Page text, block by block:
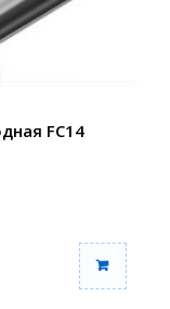
FC14